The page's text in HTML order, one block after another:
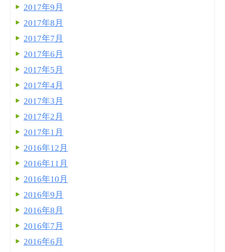
2017年9月
2017年8月
2017年7月
2017年6月
2017年5月
2017年4月
2017年3月
2017年2月
2017年1月
2016年12月
2016年11月
2016年10月
2016年9月
2016年8月
2016年7月
2016年6月